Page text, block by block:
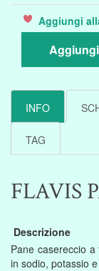
Aggiungi
INFO
TAG
FLAVIS
Descrizione
Pane casereccio
in sodio, potassio